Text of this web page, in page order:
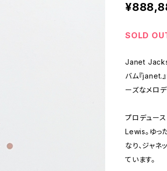
SOLD
Janet
バム『janet.
ーズなメロ
プロデュー
Lewis。ゆっ
なり、ジャ
ています。